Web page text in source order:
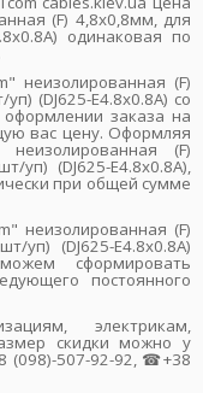
(F) 4,8х0,8мм, для
одинаковая по
неизолированная (F)
(DJ625-E4.8x0.8А) со
заказа на
вас цену. Оформляя
(F)
уп) (DJ625-E4.8x0.8А),
при общей сумме
неизолированная (F)
уп) (DJ625-E4.8x0.8А)
сформировать
постоянного
электрикам,
скидки можно у
507-92-92, ☎+38